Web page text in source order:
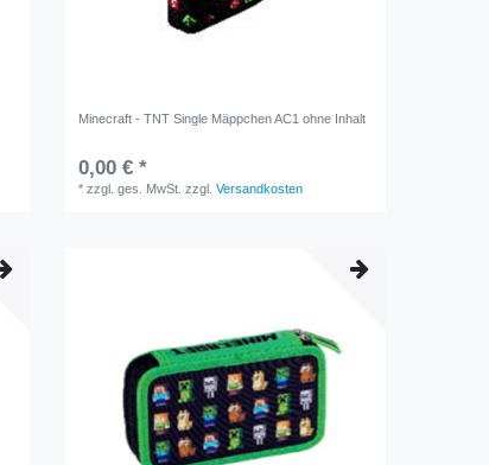
Minecraft - TNT Single Mäppchen AC1 ohne Inhalt
0,00 € *
*zzgl. ges. MwSt. zzgl.Versandkosten